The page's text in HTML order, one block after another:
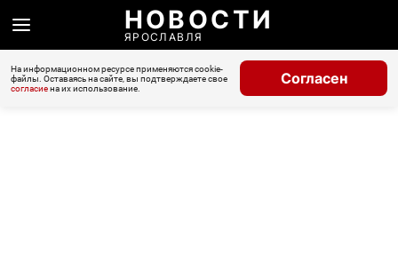
НОВОСТИ
ЯРОСЛАВЛЯ
На информационном ресурсе применяются cookie-
файлы. Оставаясь на сайте, вы подтверждаете свое
согласиена их использование.
Согласен